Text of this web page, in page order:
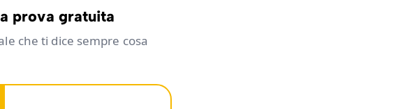
prova gratuita
che ti dice sempre cosa